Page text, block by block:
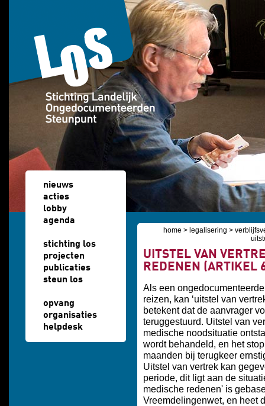
Overslaan en naar de algemene inhoud gaan
nieuws
acties
lobby
agenda
stichting los
projecten
publicaties
steun los
opvang
organisaties
helpdesk
home > legalisering >
UITSTEL VAN
REDENEN (ARTIKEL
Als een
reizen, kan ‘uitstel van
betekent dat de aanvrager
teruggestuurd. Uitstel van
medische noodsituatie
wordt behandeld, en het
maanden bij terugkeer
Uitstel van vertrek kan
periode, dit ligt aan de
medische redenen' is
Vreemdelingenwet, en heet